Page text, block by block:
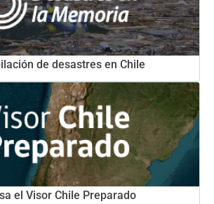
de desastres en Chile
el Visor Chile Preparado